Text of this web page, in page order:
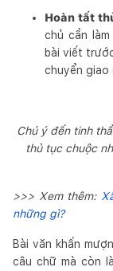
Hoàn tất
chủ cần làm
bài viết
chuyển giao
Chú ý đến tinh
thủ tục chuộc
>>> Xem thêm:
những gì?
Bài văn khấn
câu chữ mà còn